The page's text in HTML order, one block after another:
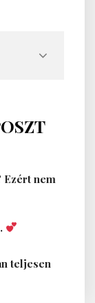
Ezért nem
teljesen